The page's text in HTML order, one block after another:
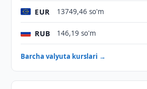
EUR 13749,46 so'm
RUB 146,19 so'm
Barcha valyuta kurslari →